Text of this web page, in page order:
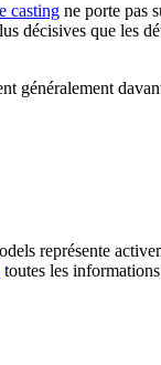
casting ne porte pas
décisives que les
représente
toutes les